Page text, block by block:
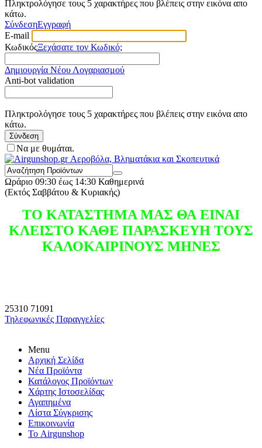
Πληκτρολόγησε τους 5 χαρακτήρες που βλέπεις στην εικόνα απο
κάτω.
ΣύνδεσηΕγγραφή
E-mail
ΚωδικόςΞεχάσατε τον Κωδικό;
Δημιουργία Νέου Λογαριασμού
Anti-bot validation
Πληκτρολόγησε τους 5 χαρακτήρες που βλέπεις στην εικόνα απο
κάτω.
Σύνδεση
Να με θυμάται.
Ωράριο 09:30 έως 14:30 Καθημερινά
(Εκτός Σαββάτου & Κυριακής)
ΤΟ ΚΑΤΑΣΤΗΜΑ ΜΑΣ ΘΑ ΕΙΝΑΙ
ΚΛΕΙΣΤΟ ΚΑΘΕ ΠΑΡΑΣΚΕΥΗ ΤΟΥΣ
ΚΑΛΟΚΑΙΡΙΝΟΥΣ ΜΗΝΕΣ
25310 71091
Τηλεφωνικές Παραγγελίες
Menu
Αρχική Σελίδα
Νέα Προϊόντα
Κατάλογος Προϊόντων
Χάρτης Ιστοσελίδας
Αγαπημένα
Λίστα Σύγκρισης
Επικοινωνία
Το Airgunshop